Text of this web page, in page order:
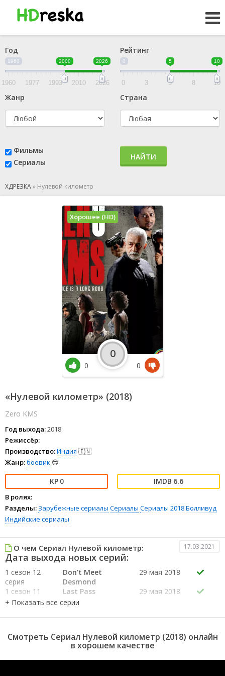
Год
1960 2000 2026
1960 1977 1993 2010 2026
Рейтинг
0 5 10
0 3 5 8 10
Жанр Страна
Фильмы
Сериалы
НАЙТИ
ХДРЕЗКА» Нулевой километр
«Нулевой километр» (2018)
Zero KMS
Год выхода:2018
Режиссёр:
Производство:Индия 🇮🇳
Жанр:боевик 😎
0 6.6
В ролях:
Разделы: Зарубежные сериалы Сериалы Сериалы 2018Болливуд
Индийские сериалы
Хорошее (HD)
0
0
0
О чем Сериал Нулевой километр: 17.03.2021
Дата выхода новых серий:
1 сезон 12
серия
Don't Meet
Desmond
29 мая 2018
1 сезон 11
серия
Last Pass
29 мая 2018
серия
Video Call
серия
серия
New Boss
29 мая 2018
Смотреть Сериал Нулевой километр (2018) онлайн
в хорошем качестве